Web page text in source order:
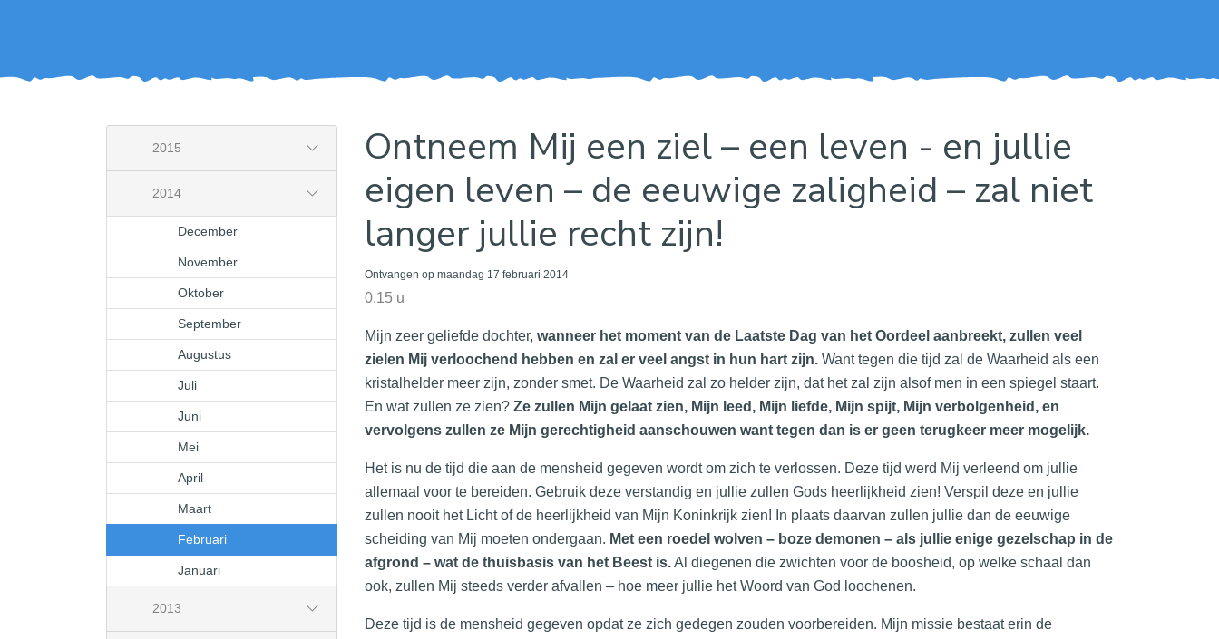
2015
2014
December
November
Oktober
September
Augustus
Juli
Juni
Mei
April
Maart
Februari
Januari
2013
Ontneem Mij een ziel – een leven - en jullie
eigen leven – de eeuwige zaligheid – zal niet
langer jullie recht zijn!
Ontvangen op maandag 17 februari 2014
0.15 u
Mijn zeer geliefde dochter, wanneer het moment van de Laatste Dag van het Oordeel aanbreekt, zullen veel
zielen Mij verloochend hebben en zal er veel angst in hun hart zijn. Want tegen die tijd zal de Waarheid als een
kristalhelder meer zijn, zonder smet. De Waarheid zal zo helder zijn, dat het zal zijn alsof men in een spiegel staart.
En wat zullen ze zien? Ze zullen Mijn gelaat zien, Mijn leed, Mijn liefde, Mijn spijt, Mijn verbolgenheid, en
vervolgens zullen ze Mijn gerechtigheid aanschouwen want tegen dan is er geen terugkeer meer mogelijk.
Het is nu de tijd die aan de mensheid gegeven wordt om zich te verlossen. Deze tijd werd Mij verleend om jullie
allemaal voor te bereiden. Gebruik deze verstandig en jullie zullen Gods heerlijkheid zien! Verspil deze en jullie
zullen nooit het Licht of de heerlijkheid van Mijn Koninkrijk zien! In plaats daarvan zullen jullie dan de eeuwige
scheiding van Mij moeten ondergaan. Met een roedel wolven – boze demonen – als jullie enige gezelschap in de
afgrond – wat de thuisbasis van het Beest is.Al diegenen die zwichten voor de boosheid, op welke schaal dan
ook, zullen Mij steeds verder afvallen – hoe meer jullie het Woord van God loochenen.
Deze tijd is de mensheid gegeven opdat ze zich gedegen zouden voorbereiden. Mijn missie bestaat erin de